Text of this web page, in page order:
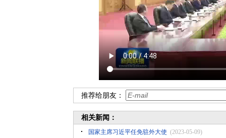
推荐给朋友：
相关新闻：
国家主席习近平任免驻外大使 (2023-05-09)